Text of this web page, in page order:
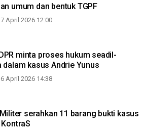
umum dan bentuk TGPF
April 2026 12:00
minta proses hukum seadil-
dalam kasus Andrie Yunus
April 2026 14:38
serahkan 11 barang bukti kasus